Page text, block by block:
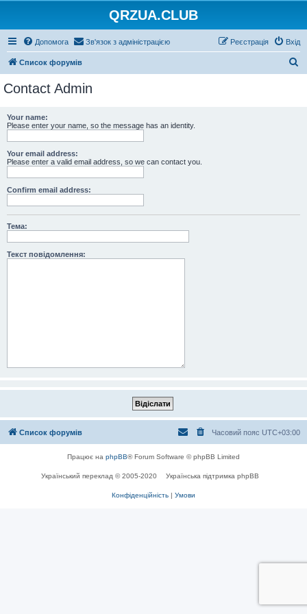
QRZUA.CLUB
Допомога Зв'язок з адміністрацією Вхід
Реєстрація
Список форумів
Contact Admin
Your name:
Please enter your name, so the message has an identity.
Your email address:
Please enter a valid email address, so we can contact you.
Confirm email address:
Тема:
Текст повідомлення:
Список форумів Часовий пояс UTC+03:00
Працює на phpBB® Forum Software © phpBB Limited
Український переклад © 2005-2020 Українська підтримка phpBB
Конфіденційність | Умови